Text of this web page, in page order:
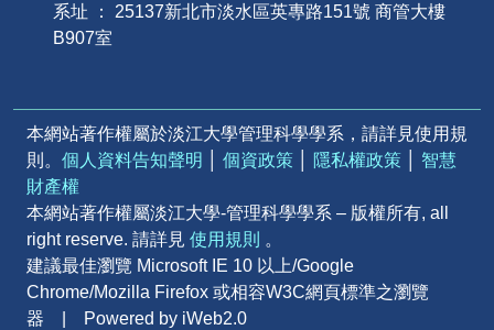
系址 ： 25137新北市淡水區英專路151號 商管大樓
B907室
本網站著作權屬於淡江大學管理科學學系，請詳見使用規
則。 個人資料告知聲明 個資政策 隱私權政策
智慧
財產權
本網站著作權屬淡江大學-管理科學學系 – 版權所有, all
right reserve. 請詳見 使用規則 。
建議最佳瀏覽 Microsoft IE 10 以上/Google
Chrome/Mozilla Firefox 或相容W3C網頁標準之瀏覽
器 | Powered by iWeb2.0